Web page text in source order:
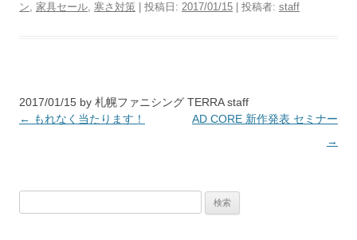
ン, 家具セール, 寒さ対策 | 投稿日: 2017/01/15 投稿者: staff
2017/01/15 by 札幌ファニシング TERRA staff
投稿ナビゲーション
← もれなく当たります！
AD CORE 新作発表 セミナー
→